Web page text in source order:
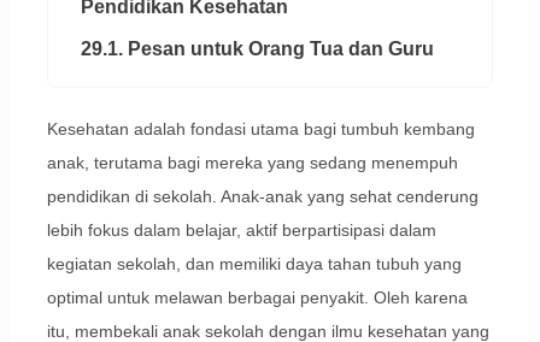
Pendidikan Kesehatan
29.1. Pesan untuk Orang Tua dan Guru
Kesehatan adalah fondasi utama bagi tumbuh kembang
anak, terutama bagi mereka yang sedang menempuh
pendidikan di sekolah. Anak-anak yang sehat cenderung
lebih fokus dalam belajar, aktif berpartisipasi dalam
kegiatan sekolah, dan memiliki daya tahan tubuh yang
optimal untuk melawan berbagai penyakit. Oleh karena
itu, membekali anak sekolah dengan ilmu kesehatan yang